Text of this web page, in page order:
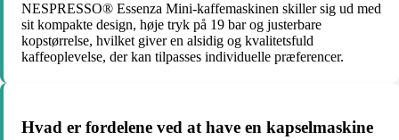
NESPRESSO® Essenza Mini-kaffemaskinen skiller sig ud med
sit kompakte design, høje tryk på 19 bar og justerbare
kopstørrelse, hvilket giver en alsidig og kvalitetsfuld
kaffeoplevelse, der kan tilpasses individuelle præferencer.
Hvad er fordelene ved at have en kapselmaskine